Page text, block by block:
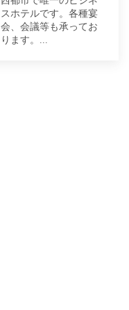
スホテルです。各種宴
会、会議等も承ってお
ります。...